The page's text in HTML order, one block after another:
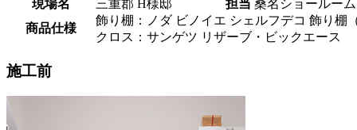
現場名
三重郡 H様邸 担当 桑名ショールーム
商品仕様
飾り棚：ノダ ビノイエ シェルフデコ 飾り棚
クロス：サンゲツ リザーブ・ビックエース
施工前